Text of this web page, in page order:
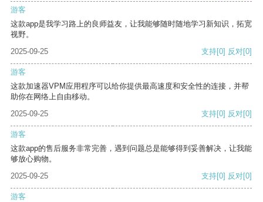
游客
这款app是我学习路上的良师益友，让我能够随时随地学习新知识，拓宽
视野。
2025-09-25
支持[0] 反对[0]
游客
这款加速器VPM应用程序可以给你提供最高速度和安全性的连接，并帮
助你在网络上自由移动。
2025-09-25
支持[0] 反对[0]
游客
这款app的售后服务非常完善，遇到问题总是能够得到妥善解决，让我能
够放心购物。
2025-09-25
支持[0] 反对[0]
游客